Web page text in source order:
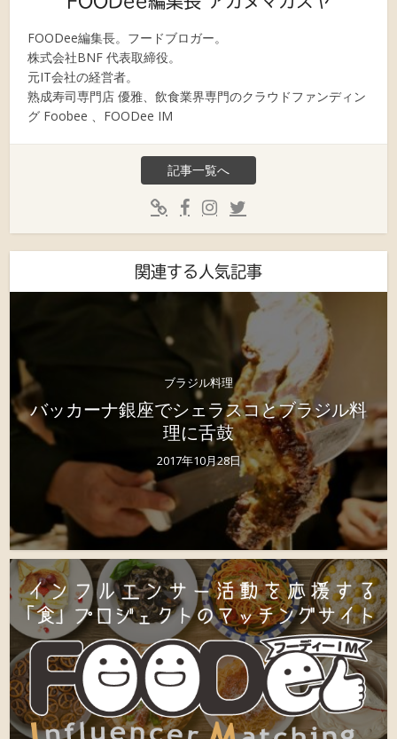
FOODee編集長。フードブロガー。
株式会社BNF 代表取締役。
元IT会社の経営者。
熟成寿司専門店 優雅、飲食業界専門のクラウドファンディン
グ Foobee 、FOODee IM
記事一覧へ
関連する人気記事
ブラジル料理
バッカーナ銀座でシェラスコとブラジル料
理に舌鼓
2017年10月28日